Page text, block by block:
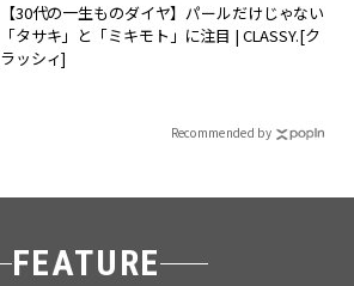
【30代の一生ものダイヤ】パールだけじゃない
「タサキ」と「ミキモト」に注目 | CLASSY.[ク
ラッシィ]
Recommended by
FEATURE